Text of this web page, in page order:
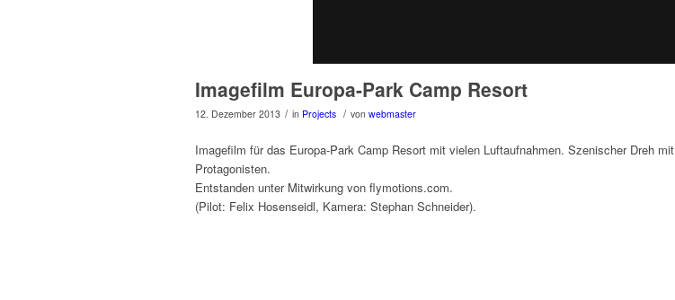
Imagefilm Europa-Park Camp Resort
12. Dezember 2013 / in Projects / von webmaster
Imagefilm für das Europa-Park Camp Resort mit vielen Luftaufnahmen. Szenischer Dreh mit
Protagonisten.
Entstanden unter Mitwirkung von flymotions.com.
(Pilot: Felix Hosenseidl, Kamera: Stephan Schneider).